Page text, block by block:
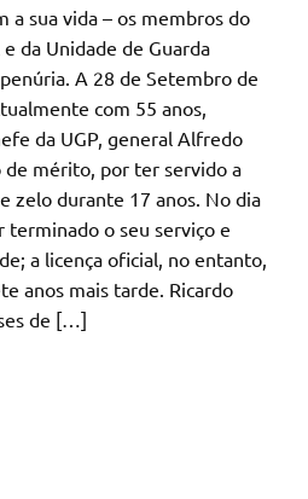
a sua vida – os membros do
da Unidade de Guarda
A 28 de Setembro de
com 55 anos,
da UGP, general Alfredo
de mérito, por ter servido a
zelo durante 17 anos. No dia
terminado o seu serviço e
a licença oficial, no entanto,
anos mais tarde. Ricardo
de […]